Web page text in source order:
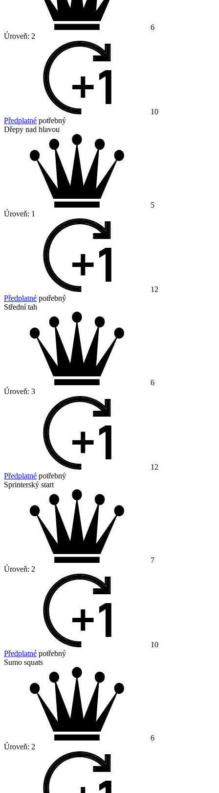
6
Úroveň: 2
10
Předplatné potřebný
Dřepy nad hlavou
5
Úroveň: 1
12
Předplatné potřebný
Střední tah
6
Úroveň: 3
12
Předplatné potřebný
Sprinterský start
7
Úroveň: 2
10
Předplatné potřebný
Sumo squats
6
Úroveň: 2